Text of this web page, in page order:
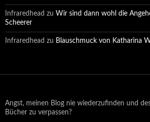
Infraredhead zu Wir sind dann wohl die
Scheerer
Infraredhead zu Blauschmuck von Katharina
Angst, meinen Blog nie wiederzufinden und
Bücher zu verpassen?